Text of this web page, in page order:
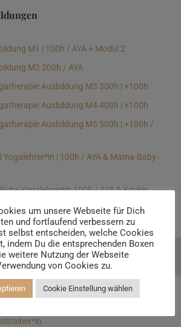
M1 | 100h / AYA + Modul 2
M2 200h / AYA
Ausbildung M3 300h | +100h
Ausbildung M4 400h | +100h
Ausbildung M5 500h | +100h /
| 100h / AYA & Mama-Baby-
Yogalehrer*in 100h / AYA & Kinder
h & Faszientrainer*in
/ Yogatherapeut*in &
| 70h
um unsere Webseite für Dich
und fortlaufend verbessern zu
selbst entscheiden, welche Cookies
indem Du die entsprechenden Boxen
weitere Nutzung der Webseite
von Cookies zu.
Cookie Einstellung wählen
Beratung buchen